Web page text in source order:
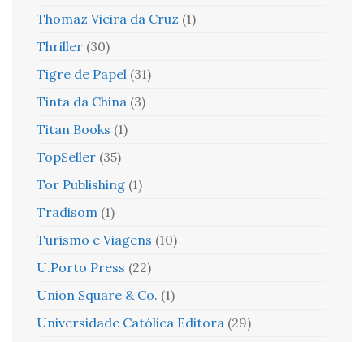
Thomaz Vieira da Cruz (1)
Thriller (30)
Tigre de Papel (31)
Tinta da China (3)
Titan Books (1)
TopSeller (35)
Tor Publishing (1)
Tradisom (1)
Turismo e Viagens (10)
U.Porto Press (22)
Union Square & Co. (1)
Universidade Católica Editora (29)